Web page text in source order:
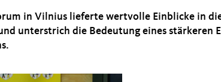
in Vilnius lieferte wertvolle Einblicke in
unterstrich die Bedeutung eines stärkeren